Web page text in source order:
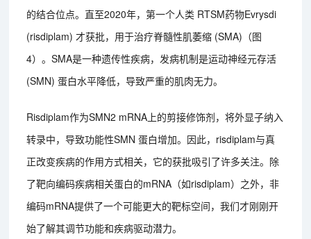
的结合位点。直至2020年，第一个人类 RTSM药物Evrysdi
(risdiplam) 才获批，用于治疗脊髓性肌萎缩 (SMA)（图
4）。SMA是一种遗传性疾病，发病机制是运动神经元存活
(SMN) 蛋白水平降低，导致严重的肌肉无力。
Risdiplam作为SMN2 mRNA上的剪接修饰剂，将外显子纳入
转录中，导致功能性SMN 蛋白增加。因此，risdiplam与真
正改变疾病的作用方式相关，它的获批吸引了许多关注。除
了靶向编码疾病相关蛋白的mRNA（如risdiplam）之外，非
编码mRNA提供了一个可能更大的靶标空间，我们才刚刚开
始了解其调节功能和疾病驱动潜力。